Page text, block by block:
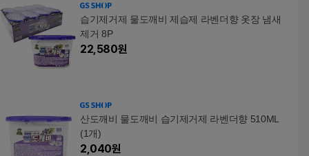
습기제거제 물도깨비 제습제 라벤더향 옷장 냄새
제거 8P
22,580원
산도깨비 물도깨비 습기제거제 라벤더향 510ML
(1개)
2,040원